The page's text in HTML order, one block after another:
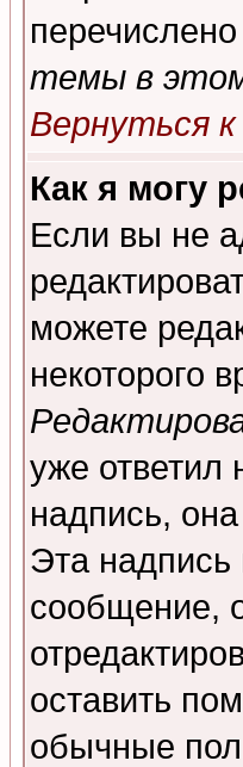
темы в
Вернуться к
Как я могу
Если вы не
можете
некоторого
уже
надпись,
Эта надпись
сообщение,
оставить
обычные